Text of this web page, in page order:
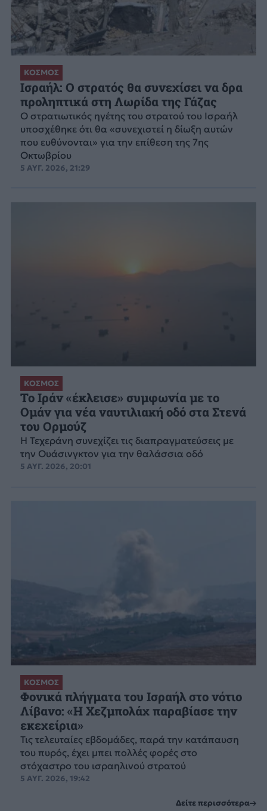
ΚΟΣΜΟΣ
Ισραήλ: Ο στρατός θα συνεχίσει να δρα
προληπτικά στη Λωρίδα της Γάζας
Ο στρατιωτικός ηγέτης του στρατού του Ισραήλ
υποσχέθηκε ότι θα «συνεχιστεί η δίωξη αυτών
που ευθύνονται» για την επίθεση της 7ης
Οκτωβρίου
5 ΑΥΓ. 2026, 21:29
ΚΟΣΜΟΣ
Το Ιράν «έκλεισε» συμφωνία με το
Ομάν για νέα ναυτιλιακή οδό στα Στενά
του Ορμούζ
Η Τεχεράνη συνεχίζει τις διαπραγματεύσεις με
την Ουάσινγκτον για την θαλάσσια οδό
5 ΑΥΓ. 2026, 20:01
ΚΟΣΜΟΣ
Φονικά πλήγματα του Ισραήλ στο νότιο
Λίβανο: «Η Χεζμπολάχ παραβίασε την
εκεχείρια»
Τις τελευταίες εβδομάδες, παρά την κατάπαυση
του πυρός, έχει μπει πολλές φορές στο
στόχαστρο του ισραηλινού στρατού
5 ΑΥΓ. 2026, 19:42
Δείτε περισσότερα